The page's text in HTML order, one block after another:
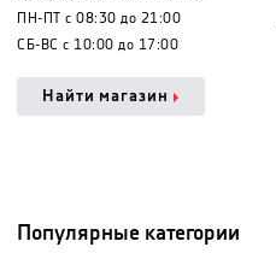
ПН-ПТ с 08:30 до 21:00
СБ-ВС с 10:00 до 17:00
Найти магазин
Популярные категории